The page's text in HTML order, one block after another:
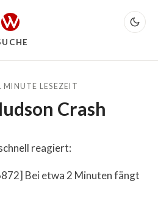
MINUTE LESEZEIT
Crash
reagiert:
Bei etwa 2 Minuten fängt